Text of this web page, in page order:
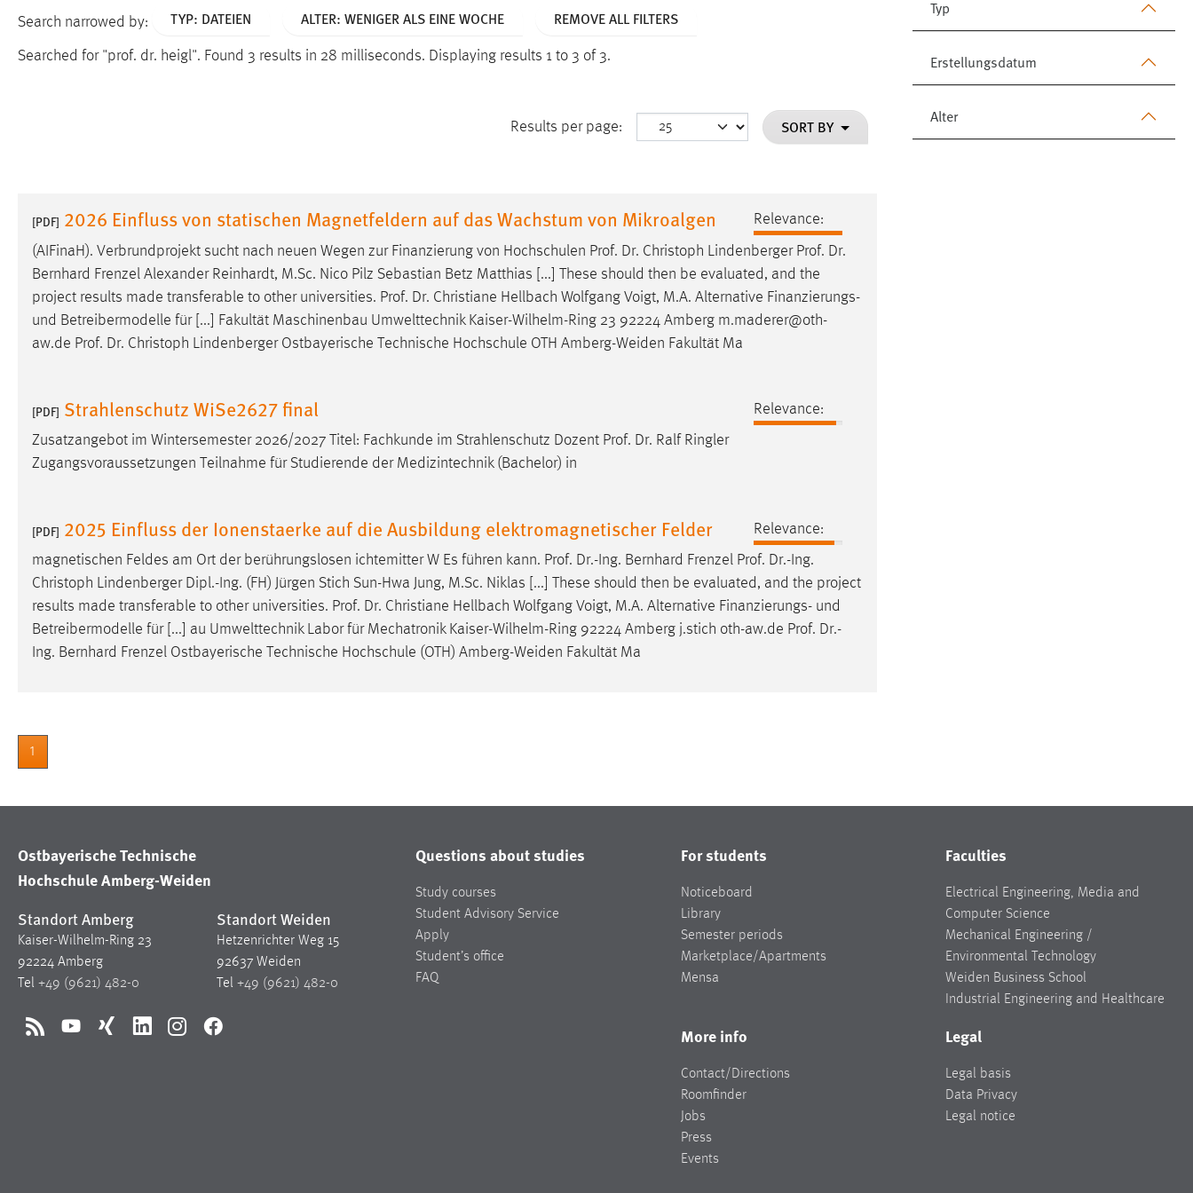
Typ
Erstellungsdatum
Alter
Search narrowed by: TYP: DATEIEN ALTER: WENIGER ALS EINE WOCHE REMOVE ALL FILTERS
Searched for "prof. dr. heigl". Found 3 results in 28 milliseconds. Displaying results 1 to 3 of 3.
Results per page: SORT BY
[PDF] 2026 Einfluss von statischen Magnetfeldern auf das Wachstum von Mikroalgen
Relevance:
(AIFinaH). Verbrundprojekt sucht nach neuen Wegen zur Finanzierung von Hochschulen Prof. Dr. Christoph Lindenberger Prof. Dr.
Bernhard Frenzel Alexander Reinhardt, M.Sc. Nico Pilz Sebastian Betz Matthias [...] These should then be evaluated, and the
project results made transferable to other universities. Prof. Dr. Christiane Hellbach Wolfgang Voigt, M.A. Alternative Finanzierungs-
und Betreibermodelle für [...] Fakultät Maschinenbau Umwelttechnik Kaiser-Wilhelm-Ring 23 92224 Amberg m.maderer@oth-
aw.de Prof. Dr. Christoph Lindenberger Ostbayerische Technische Hochschule OTH Amberg-Weiden Fakultät Ma
[PDF] Strahlenschutz WiSe2627 final
Relevance:
Zusatzangebot im Wintersemester 2026/2027 Titel: Fachkunde im Strahlenschutz Dozent Prof. Dr. Ralf Ringler
Zugangsvoraussetzungen Teilnahme für Studierende der Medizintechnik (Bachelor) in
[PDF] 2025 Einfluss der Ionenstaerke auf die Ausbildung elektromagnetischer Felder
Relevance:
magnetischen Feldes am Ort der berührungslosen ichtemitter W Es führen kann. Prof. Dr.-Ing. Bernhard Frenzel Prof. Dr.-Ing.
Christoph Lindenberger Dipl.-Ing. (FH) Jürgen Stich Sun-Hwa Jung, M.Sc. Niklas [...] These should then be evaluated, and the project
results made transferable to other universities. Prof. Dr. Christiane Hellbach Wolfgang Voigt, M.A. Alternative Finanzierungs- und
Betreibermodelle für [...] au Umwelttechnik Labor für Mechatronik Kaiser-Wilhelm-Ring 92224 Amberg j.stich oth-aw.de Prof. Dr.-
Ing. Bernhard Frenzel Ostbayerische Technische Hochschule (OTH) Amberg-Weiden Fakultät Ma
1
Ostbayerische Technische
Hochschule Amberg-Weiden
Standort Amberg
Kaiser-Wilhelm-Ring 23
92224 Amberg
Tel +49 (9621) 482-0
Standort Weiden
Hetzenrichter Weg 15
92637 Weiden
Tel +49 (9621) 482-0
RSS YouTubeXing LinkedInInstagramFacebook
Questions about studies
Study courses
Student Advisory Service
Apply
Student’s office
FAQ
For students
Noticeboard
Library
Semester periods
Marketplace/Apartments
Mensa
Faculties
Electrical Engineering, Media and
Computer Science
Mechanical Engineering /
Environmental Technology
Weiden Business School
Industrial Engineering and Healthcare
More info
Contact/Directions
Roomfinder
Jobs
Press
Events
Legal
Legal basis
Data Privacy
Legal notice